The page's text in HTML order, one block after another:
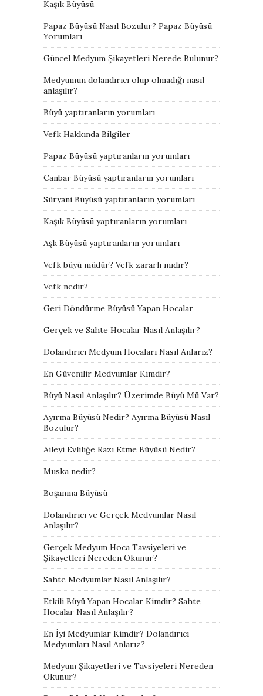
Kaşık Büyüsü
Papaz Büyüsü Nasıl Bozulur? Papaz Büyüsü
Yorumları
Güncel Medyum Şikayetleri Nerede Bulunur?
Medyumun dolandırıcı olup olmadığı nasıl
anlaşılır?
Büyü yaptıranların yorumları
Vefk Hakkında Bilgiler
Papaz Büyüsü yaptıranların yorumları
Canbar Büyüsü yaptıranların yorumları
Süryani Büyüsü yaptıranların yorumları
Kaşık Büyüsü yaptıranların yorumları
Aşk Büyüsü yaptıranların yorumları
Vefk büyü müdür? Vefk zararlı mıdır?
Vefk nedir?
Geri Döndürme Büyüsü Yapan Hocalar
Gerçek ve Sahte Hocalar Nasıl Anlaşılır?
Dolandırıcı Medyum Hocaları Nasıl Anlarız?
En Güvenilir Medyumlar Kimdir?
Büyü Nasıl Anlaşılır? Üzerimde Büyü Mü Var?
Ayırma Büyüsü Nedir? Ayırma Büyüsü Nasıl
Bozulur?
Aileyi Evliliğe Razı Etme Büyüsü Nedir?
Muska nedir?
Boşanma Büyüsü
Dolandırıcı ve Gerçek Medyumlar Nasıl
Anlaşılır?
Gerçek Medyum Hoca Tavsiyeleri ve
Şikayetleri Nereden Okunur?
Sahte Medyumlar Nasıl Anlaşılır?
Etkili Büyü Yapan Hocalar Kimdir? Sahte
Hocalar Nasıl Anlaşılır?
En İyi Medyumlar Kimdir? Dolandırıcı
Medyumları Nasıl Anlarız?
Medyum Şikayetleri ve Tavsiyeleri Nereden
Okunur?